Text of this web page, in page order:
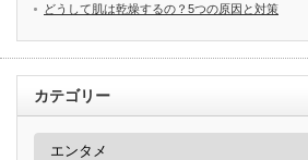
どうして肌は乾燥するの？5つの原因と対策
カテゴリー
カ